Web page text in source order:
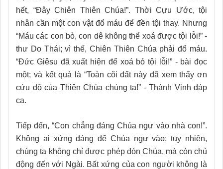
hết, “Đây Chiên Thiên Chúa!”. Thời Cựu Ước, tội
nhân cần một con vật đổ máu để đền tội thay. Nhưng
“Máu các con bò, con dê không thể xoá được tội lỗi!” -
thư Do Thái; vì thế, Chiên Thiên Chúa phải đổ máu.
“Đức Giêsu đã xuất hiện để xoá bỏ tội lỗi!” - bài đọc
một; và kết quả là “Toàn cõi đất này đã xem thấy ơn
cứu độ của Thiên Chúa chúng ta!” - Thánh Vịnh đáp
ca.
Tiếp đến, “Con chẳng đáng Chúa ngự vào nhà con!”.
Không ai xứng đáng để Chúa ngự vào; tuy nhiên,
chúng ta không chỉ được phép đón Chúa, mà còn chủ
động đến với Ngài. Bất xứng của con người không là